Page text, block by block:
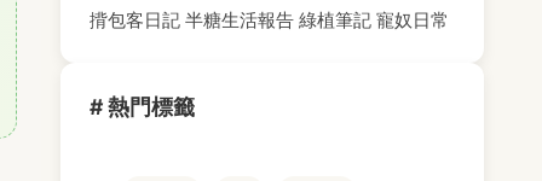
揹包客日記 半糖生活報告 綠植筆記 寵奴日常
# 熱門標籤